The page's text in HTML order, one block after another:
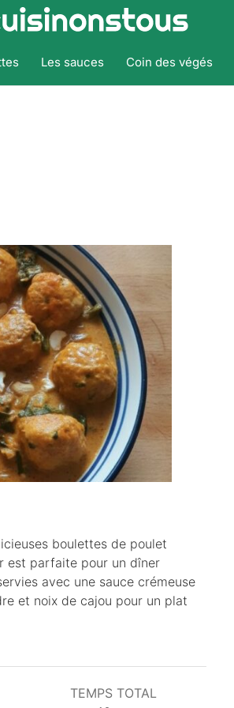
Les sauces Coin des végés
boulettes de poulet
est parfaite pour un dîner
avec une sauce crémeuse
et noix de cajou pour un plat
TEMPS TOTAL